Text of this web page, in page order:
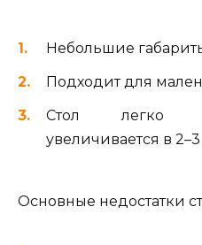
Небольшие
Подходит для
Стол легко
увеличивается в 2–3
Основные недостатки